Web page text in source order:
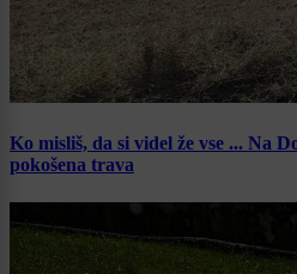
Ko misliš, da si videl že vse ... Na
pokošena trava